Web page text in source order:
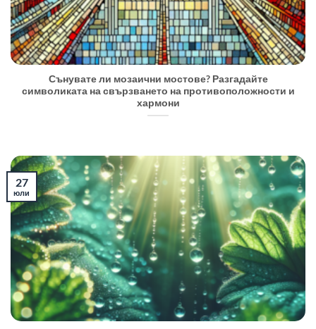
Сънувате ли мозаични мостове? Разгадайте
символиката на свързването на противоположности и
хармони
27
юли